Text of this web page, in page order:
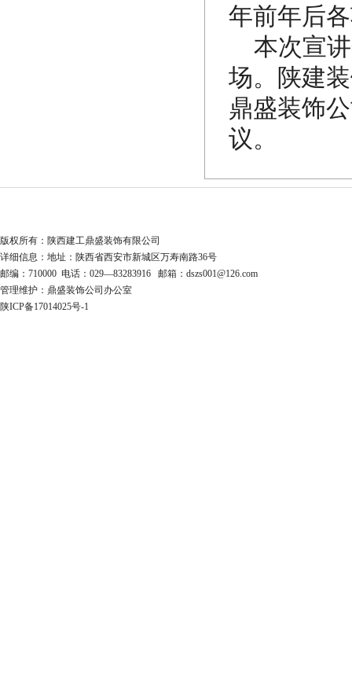
年前年后
本次宣
场。陕建
鼎盛装饰
议。
版权所有：陕西建工鼎盛装饰有限公司
详细信息：地址：陕西省西安市新城区万寿南路36号
邮编：710000 电话：029—83283916 邮箱：dszs001@126.com
管理维护：鼎盛装饰公司办公室
陕ICP备17014025号-1